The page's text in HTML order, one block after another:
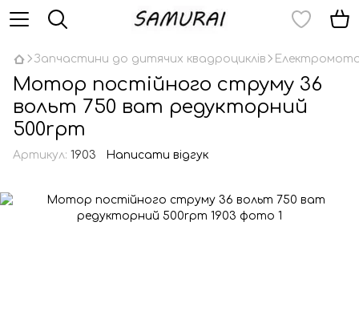
Запчастини до дитячих квадроциклів
Мотор постійного струму 36
вольт 750 ват редукторний
500rpm
Артикул: 1903 Написати відгук